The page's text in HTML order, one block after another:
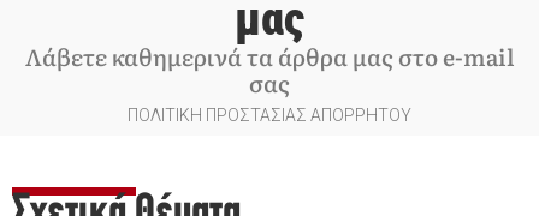
μας
Λάβετε καθημερινά τα άρθρα μας στο e-mail
σας
ΠΟΛΙΤΙΚΗ ΠΡΟΣΤΑΣΙΑΣ ΑΠΟΡΡΗΤΟΥ